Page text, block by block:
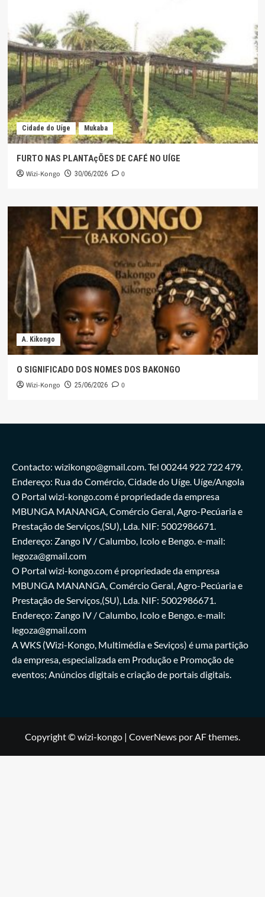
Cidade do Uíge Mukaba
FURTO NAS PLANTAçÕES DE CAFÉ NO UÍGE
Wizi-Kongo 30/06/2026 0
A. Kikongo
O SIGNIFICADO DOS NOMES DOS BAKONGO
Wizi-Kongo 25/06/2026 0
Contacto: wizikongo@gmail.com. Tel 00244 922 722 479.
Endereço: Rua do Comércio, Cidade do Uíge. Uíge/Angola
O Portal wizi-kongo.com é propriedade da empresa
MBUNGA MANANGA, Comércio Geral, Agro-Pecúaria e
Prestação de Serviços,(SU), Lda. NIF: 5002986671.
Endereço: Zango IV / Calumbo, Icolo e Bengo. e-mail:
legoza@gmail.com
O Portal wizi-kongo.com é propriedade da empresa
MBUNGA MANANGA, Comércio Geral, Agro-Pecúaria e
Prestação de Serviços,(SU), Lda. NIF: 5002986671.
Endereço: Zango IV / Calumbo, Icolo e Bengo. e-mail:
legoza@gmail.com
A WKS (Wizi-Kongo, Multimédia e Seviços) é uma partição
da empresa, especializada em Produção e Promoção de
eventos; Anúncios digitais e criação de portais digitais.
Copyright © wizi-kongo | CoverNews por AF themes.